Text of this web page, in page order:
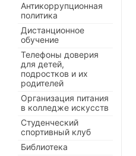
Антикоррупционная
политика
Дистанционное
обучение
Телефоны доверия
для детей,
подростков и их
родителей
Организация питания
в колледже искусств
Студенческий
спортивный клуб
Библиотека